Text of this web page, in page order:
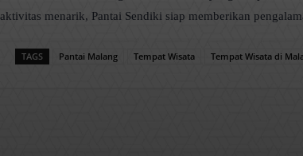
aktivitas menarik, Pantai Sendiki siap memberikan
TAGS Pantai Malang Tempat Wisata Tempat Wisata di